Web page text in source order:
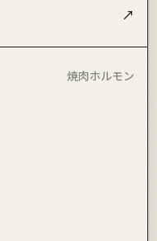
↗
焼肉ホルモン